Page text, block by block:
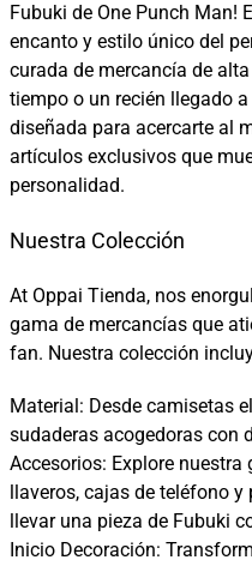
Fubuki de One Punch Man!
encanto y estilo único del
curada de mercancía de
tiempo o un recién llegado
diseñada para acercarte al
artículos exclusivos que
personalidad.
Nuestra Colección
At Oppai Tienda, nos
gama de mercancías que
fan. Nuestra colección
Material: Desde camisetas
sudaderas acogedoras con
Accesorios: Explore
llaveros, cajas de teléfono
llevar una pieza de Fubuki
Inicio Decoración: